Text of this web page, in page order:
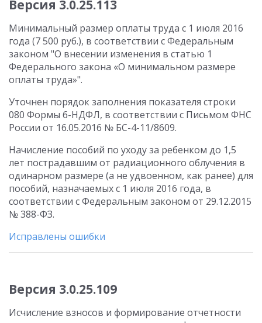
Версия 3.0.25.113
Минимальный размер оплаты труда с 1 июля 2016
года (7 500 руб.), в соответствии с Федеральным
законом "О внесении изменения в статью 1
Федерального закона «О минимальном размере
оплаты труда»".
Уточнен порядок заполнения показателя строки
080 Формы 6-НДФЛ, в соответствии с Письмом ФНС
России от 16.05.2016 № БС-4-11/8609.
Начисление пособий по уходу за ребенком до 1,5
лет пострадавшим от радиационного облучения в
одинарном размере (а не удвоенном, как ранее) для
пособий, назначаемых с 1 июля 2016 года, в
соответствии с Федеральным законом от 29.12.2015
№ 388-ФЗ.
Исправлены ошибки
Версия 3.0.25.109
Исчисление взносов и формирование отчетности